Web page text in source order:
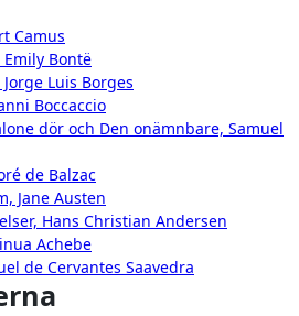
Camus
Bontë
Luis Borges
Boccaccio
dör och Den onämnbare, Samuel
de Balzac
Jane Austen
Hans Christian Andersen
Achebe
de Cervantes Saavedra